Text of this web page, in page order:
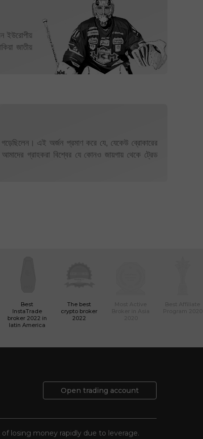
ইউরোপীয়
জাতীয়
গড়েছিলেন। এই অর্জন প্রমাণ করে যে, যেকেউ ব্রোকারের
গ্রাহকরা বিশ্বের যে কোনও জায়গায় থেকে ট্রেড
Best
InstaTrade
broker 2022 in
latin America
The best
crypto broker
2022
Open trading account
losing money rapidly due to leverage.